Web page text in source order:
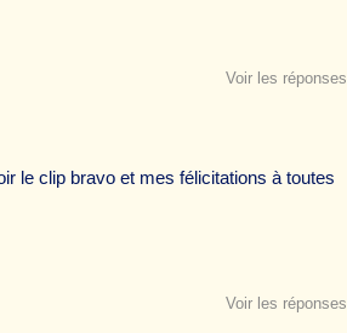
Voir les réponses
le clip bravo et mes félicitations à toutes
Voir les réponses